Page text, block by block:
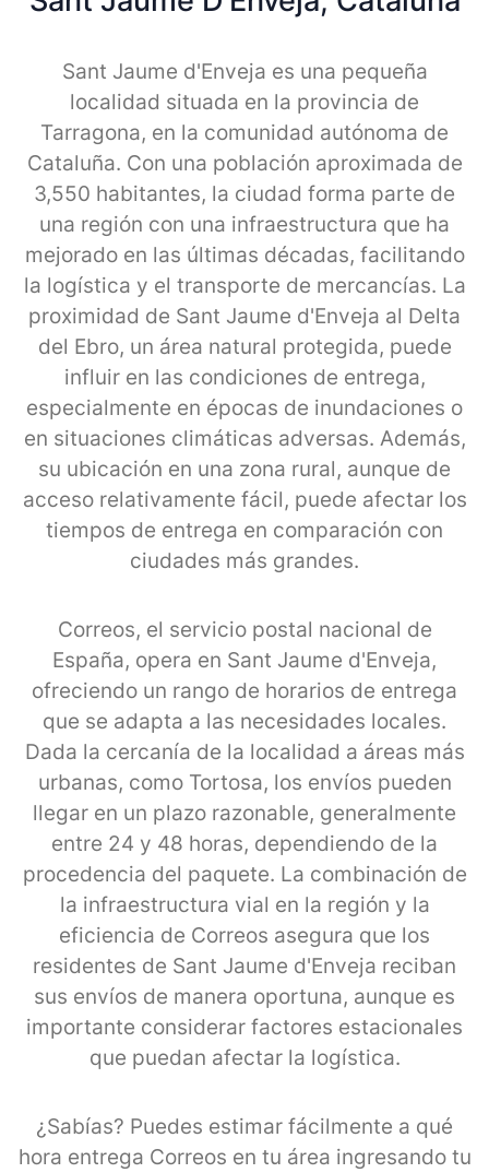
Sant Jaume d'Enveja es una pequeña
localidad situada en la provincia de
Tarragona, en la comunidad autónoma de
Cataluña. Con una población aproximada de
3,550 habitantes, la ciudad forma parte de
una región con una infraestructura que ha
mejorado en las últimas décadas, facilitando
la logística y el transporte de mercancías. La
proximidad de Sant Jaume d'Enveja al Delta
del Ebro, un área natural protegida, puede
influir en las condiciones de entrega,
especialmente en épocas de inundaciones o
en situaciones climáticas adversas. Además,
su ubicación en una zona rural, aunque de
acceso relativamente fácil, puede afectar los
tiempos de entrega en comparación con
ciudades más grandes.
Correos, el servicio postal nacional de
España, opera en Sant Jaume d'Enveja,
ofreciendo un rango de horarios de entrega
que se adapta a las necesidades locales.
Dada la cercanía de la localidad a áreas más
urbanas, como Tortosa, los envíos pueden
llegar en un plazo razonable, generalmente
entre 24 y 48 horas, dependiendo de la
procedencia del paquete. La combinación de
la infraestructura vial en la región y la
eficiencia de Correos asegura que los
residentes de Sant Jaume d'Enveja reciban
sus envíos de manera oportuna, aunque es
importante considerar factores estacionales
que puedan afectar la logística.
¿Sabías? Puedes estimar fácilmente a qué
hora entrega Correos en tu área ingresando tu